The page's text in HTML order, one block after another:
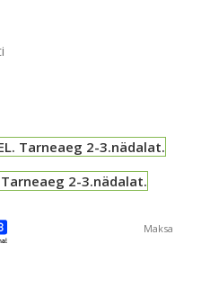
Tarneaeg 2-3.nädalat.
Tarneaeg 2-3.nädalat.
Maksa